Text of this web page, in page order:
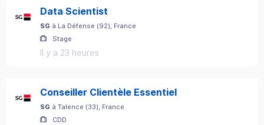
Data Scientist
SG à La Défense (92), France
Stage
Il y a 23 heures
Conseiller Clientèle Essentiel
SG à Talence (33), France
CDD